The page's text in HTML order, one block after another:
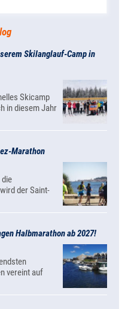
Skilanglauf-Camp in
Skicamp
in diesem Jahr
Marathon
der Saint-
Halbmarathon ab 2027!
vereint auf